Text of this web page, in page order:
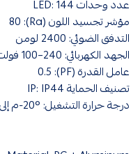
عدد وحدات LED: ‎144
مؤشر تجسيد اللون (Ra): ‎80
التدفق الضوئي: ‎2400 لومن
الجهد الكهربائي: ‎100–240 فولت، 50/60 هرتز
عامل القدرة (PF): ‎0.5
تصنيف الحماية IP: ‎IP44
درجة حرارة التشغيل: ‎-20°‎م إلى ‎50°‎م